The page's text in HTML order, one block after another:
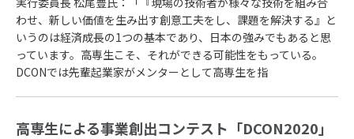
わせ、新しい価値を生み出す創意工夫をし、課題を解決する』と
いうのは経済成長の1つの基本であり、日本の強みでもあると思
っています。高専生こそ、それができる可能性をもっている。
DCONでは先輩起業家がメンターとして高専生を指
高専生による事業創出コンテスト「DCON2020」